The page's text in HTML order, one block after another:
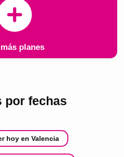
planes
por fechas
hoy en Valencia